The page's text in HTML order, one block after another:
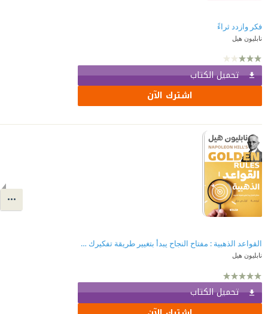
فكر وازدد ثراءً
نابليون هيل
تحميل الكتاب
اشترك الآن
القواعد الذهبية : مفتاح النجاح يبدأ بتغيير طريقة تفكيرك | GOLDEN RULES
نابليون هيل
تحميل الكتاب